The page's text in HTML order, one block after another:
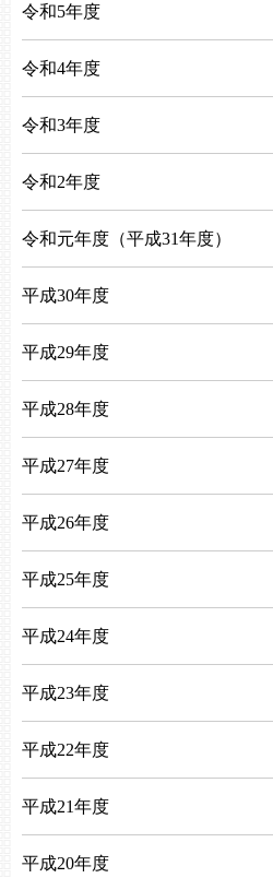
令和5年度
令和4年度
令和3年度
令和2年度
令和元年度（平成31年度）
平成30年度
平成29年度
平成28年度
平成27年度
平成26年度
平成25年度
平成24年度
平成23年度
平成22年度
平成21年度
平成20年度